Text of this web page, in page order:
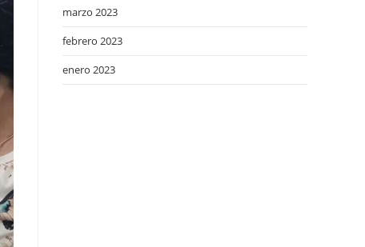
marzo 2023
febrero 2023
enero 2023